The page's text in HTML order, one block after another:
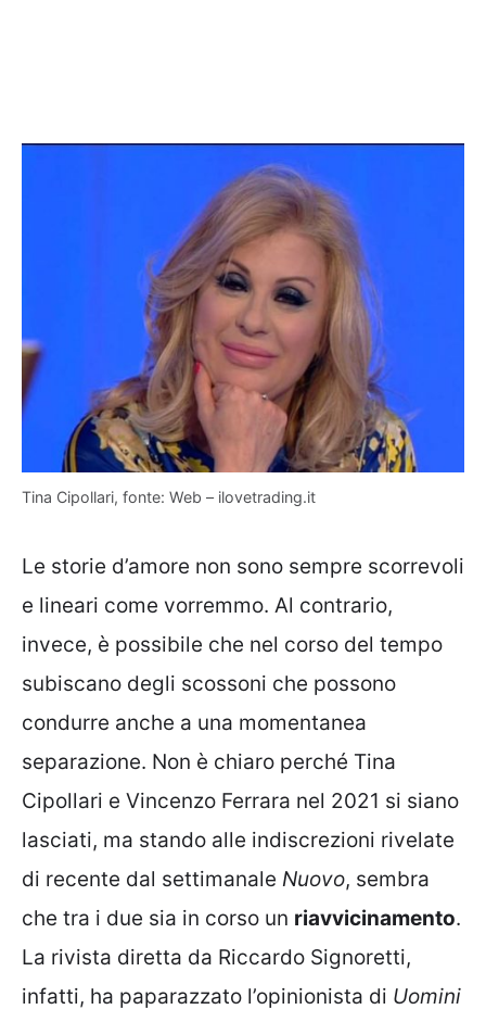
Tina Cipollari, fonte: Web – ilovetrading.it
Le storie d’amore non sono sempre scorrevoli
e lineari come vorremmo. Al contrario,
invece, è possibile che nel corso del tempo
subiscano degli scossoni che possono
condurre anche a una momentanea
separazione. Non è chiaro perché Tina
Cipollari e Vincenzo Ferrara nel 2021 si siano
lasciati, ma stando alle indiscrezioni rivelate
di recente dal settimanale Nuovo, sembra
che tra i due sia in corso un riavvicinamento.
La rivista diretta da Riccardo Signoretti,
infatti, ha paparazzato l’opinionista di Uomini